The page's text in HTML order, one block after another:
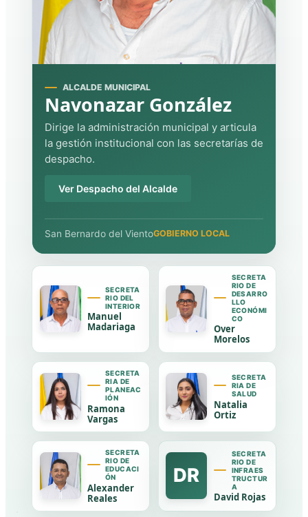
ALCALDE MUNICIPAL
Navonazar González
Dirige la administración municipal y articula
la gestión institucional con las secretarías de
despacho.
Ver Despacho del Alcalde
San Bernardo del VientoGOBIERNO LOCAL
SECRETA
RIO DEL
INTERIOR
Manuel
Madariaga
SECRETA
RIO DE
DESARRO
LLO
ECONÓMI
CO
Over
Morelos
SECRETA
RIA DE
PLANEAC
IÓN
Ramona
Vargas
SECRETA
RIA DE
SALUD
Natalia
Ortiz
SECRETA
RIO DE
EDUCACI
ÓN
Alexander
Reales
DR
SECRETA
RIO DE
INFRAES
TRUCTUR
A
David Rojas